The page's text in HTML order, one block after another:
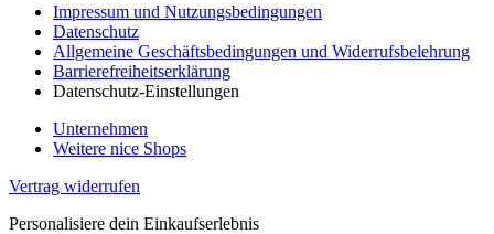
Impressum und Nutzungsbedingungen
Datenschutz
Allgemeine Geschäftsbedingungen und Widerrufsbelehrung
Barrierefreiheitserklärung
Datenschutz-Einstellungen
Unternehmen
Weitere nice Shops
Vertrag widerrufen
Personalisiere dein Einkaufserlebnis